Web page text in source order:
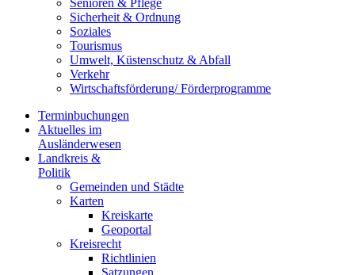
Senioren & Pflege
Sicherheit & Ordnung
Soziales
Tourismus
Umwelt, Küstenschutz & Abfall
Verkehr
Wirtschaftsförderung/ Förderprogramme
Terminbuchungen
Aktuelles im
Ausländerwesen
Landkreis &
Politik
Gemeinden und Städte
Karten
Kreiskarte
Geoportal
Kreisrecht
Richtlinien
Satzungen